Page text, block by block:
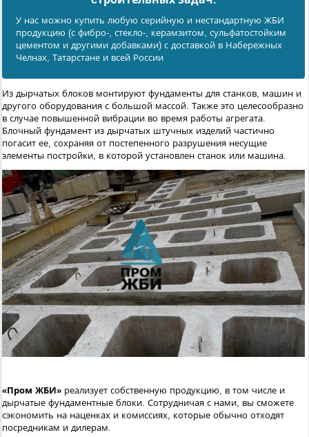
У нас можно купить любую серийную и нестандартную ЖБИ
продукцию (с фибро-, стекло-, керамзитом, сульфатостойким
цементом и другими добавками) с доставкой в Набережных
Челнах, Татарстане и всей России
Из дырчатых блоков монтируют фундаменты для станков, машин и
другого оборудования с большой массой. Также это целесообразно
в случае повышенной вибрации во время работы агрегата.
Блочный фундамент из дырчатых штучных изделий частично
погасит ее, сохраняя от постепенного разрушения несущие
элементы постройки, в которой установлен станок или машина.
«Пром ЖБИ» реализует собственную продукцию, в том числе и
дырчатые фундаментные блоки. Сотрудничая с нами, вы сможете
сэкономить на наценках и комиссиях, которые обычно отходят
посредникам и дилерам.